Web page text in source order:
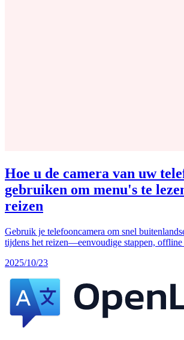
Hoe u de camera van uw
gebruiken om menu's te
reizen
Gebruik je telefooncamera om snel
tijdens het reizen—eenvoudige stappen,
2025/10/23